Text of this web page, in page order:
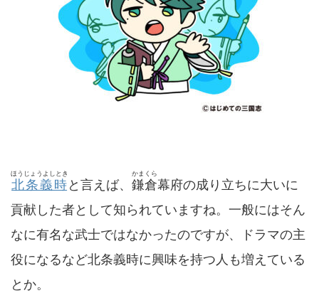
北条義時
ほうじょうよしとき
と言えば、 鎌倉
かまくら
幕府の成り立ちに大いに
貢献した者として知られていますね。一般にはそん
なに有名な武士ではなかったのですが、ドラマの主
役になるなど北条義時に興味を持つ人も増えている
とか。